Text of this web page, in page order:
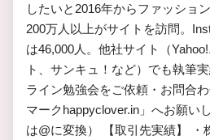
したいと2016年からファッショ
200万人以上がサイトを訪問。
は46,000人。他社サイト（
ト、サンキュ！など）でも執筆
ライン勉強会をご依頼・お問合
マークhappyclover.in」へお願い
は@に変換） 【取引先実績】